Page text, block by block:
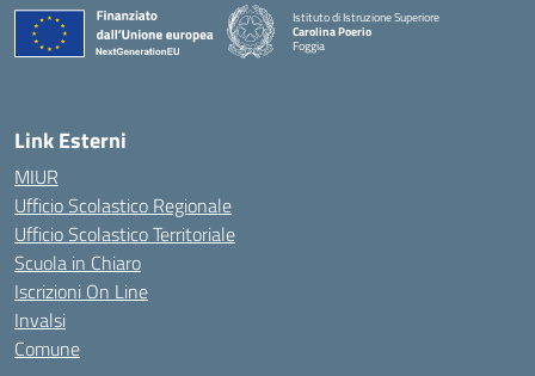
Istituto di Istruzione Superiore
Carolina Poerio
Foggia
— Visita la pagina iniziale della scuola
Link Esterni
MIUR
Ufficio Scolastico Regionale
Ufficio Scolastico Territoriale
Scuola in Chiaro
Iscrizioni On Line
Invalsi
Comune